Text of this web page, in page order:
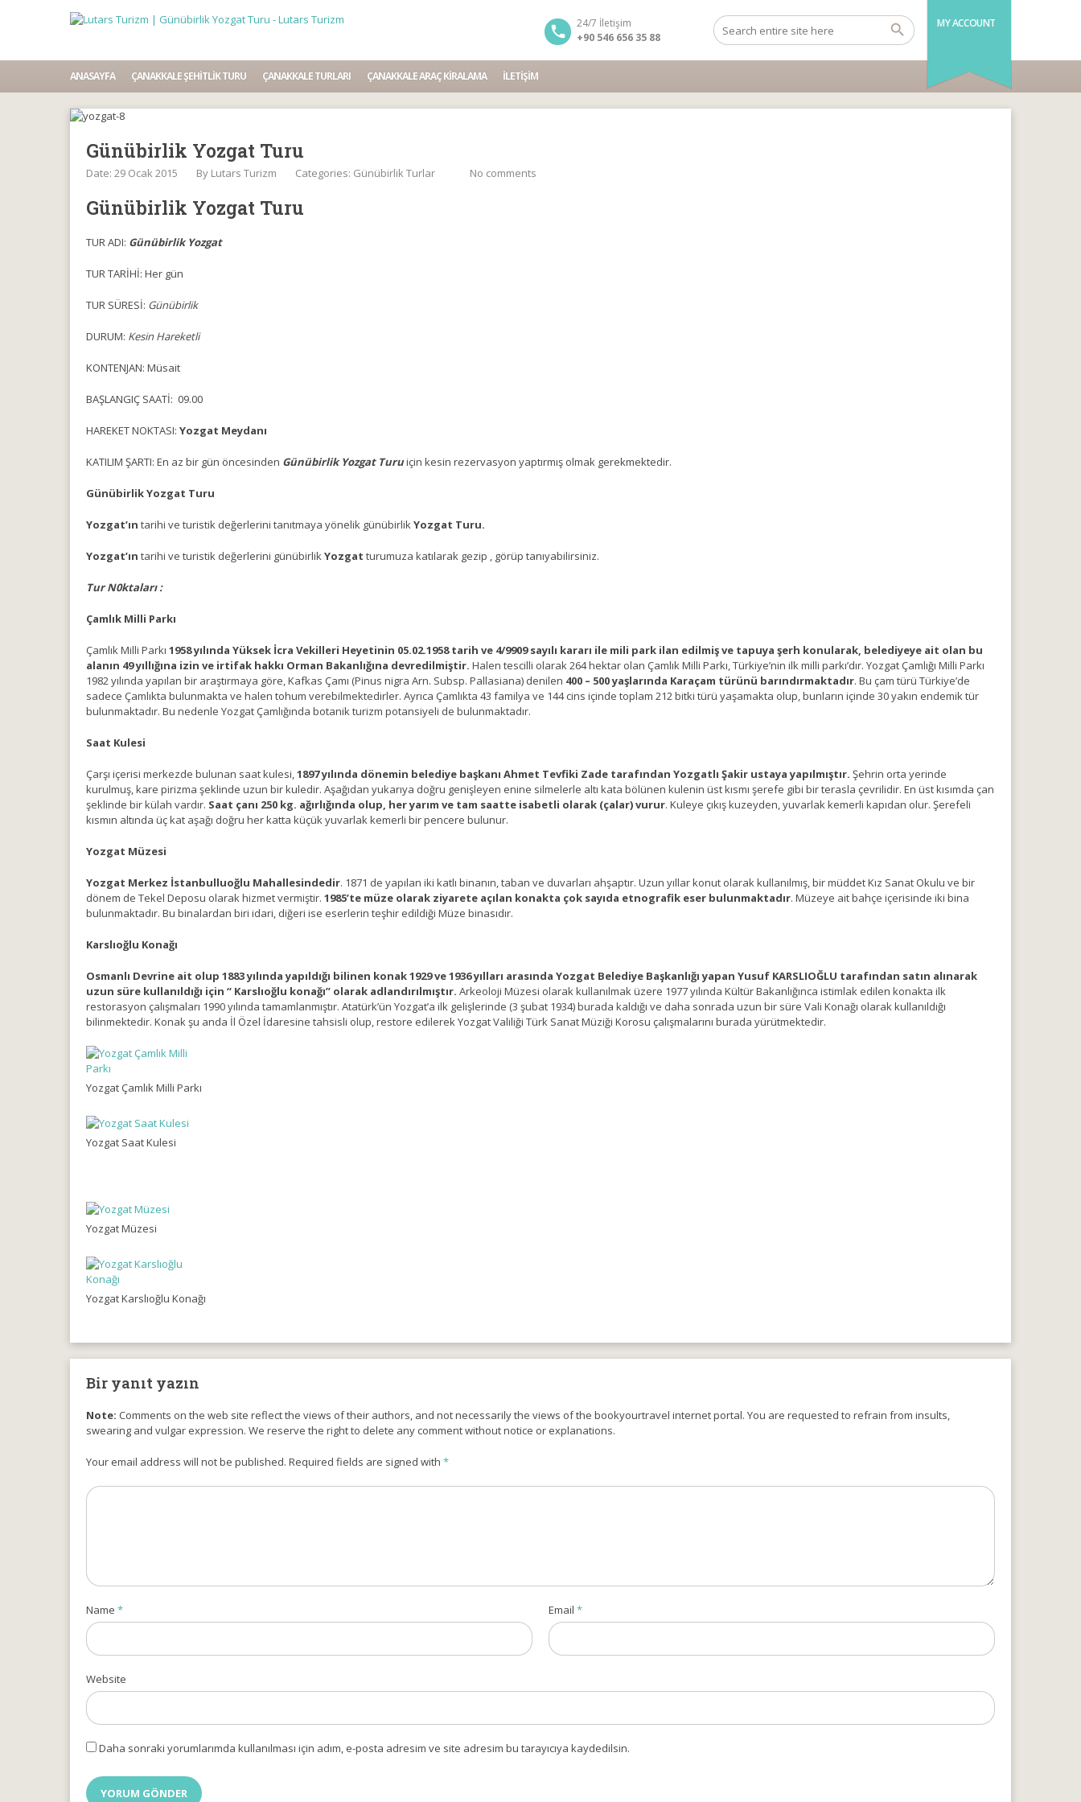
MY ACCOUNT
24/7 İletişim
+90 546 656 35 88
ANASAYFA ÇANAKKALE ŞEHITLIK TURU ÇANAKKALE TURLARI ÇANAKKALE ARAÇ KIRALAMA İLETIŞIM
Günübirlik Yozgat Turu
Date: 29 Ocak 2015 By Lutars Turizm Categories: Günübirlik Turlar No comments
Günübirlik Yozgat Turu
TUR ADI: Günübirlik Yozgat
TUR TARİHİ: Her gün
TUR SÜRESİ: Günübirlik
DURUM: Kesin Hareketli
KONTENJAN: Müsait
BAŞLANGIÇ SAATİ: 09.00
HAREKET NOKTASI: Yozgat Meydanı
KATILIM ŞARTI: En az bir gün öncesinden Günübirlik Yozgat Turuiçin kesin rezervasyon yaptırmış olmak gerekmektedir.
Günübirlik Yozgat Turu
Yozgat’ın tarihi ve turistik değerlerini tanıtmaya yönelik günübirlikYozgat Turu.
Yozgat’ın tarihi ve turistik değerlerini günübirlikYozgat turumuza katılarak gezip , görüp tanıyabilirsiniz.
Tur N0ktaları :
Çamlık Milli Parkı
Çamlık Milli Parkı 1958 yılında Yüksek İcra Vekilleri Heyetinin 05.02.1958 tarih ve 4/9909 sayılı kararı ile mili park ilan edilmiş ve tapuya şerh konularak, belediyeye ait olan bu
alanın 49 yıllığına izin ve irtifak hakkı Orman Bakanlığına devredilmiştir. Halen tescilli olarak 264 hektar olan Çamlık Milli Parkı, Türkiye’nin ilk milli parkı’dır. Yozgat Çamlığı Milli Parkı
1982 yılında yapılan bir araştırmaya göre, Kafkas Çamı (Pinus nigra Arn. Subsp. Pallasiana) denilen 400 – 500 yaşlarında Karaçam türünü barındırmaktadır. Bu çam türü Türkiye’de
sadece Çamlıkta bulunmakta ve halen tohum verebilmektedirler. Ayrıca Çamlıkta 43 familya ve 144 cins içinde toplam 212 bitki türü yaşamakta olup, bunların içinde 30 yakın endemik tür
bulunmaktadır. Bu nedenle Yozgat Çamlığında botanik turizm potansiyeli de bulunmaktadır.
Saat Kulesi
Çarşı içerisi merkezde bulunan saat kulesi,1897 yılında dönemin belediye başkanı Ahmet Tevfiki Zade tarafından Yozgatlı Şakir ustaya yapılmıştır. Şehrin orta yerinde
kurulmuş, kare pirizma şeklinde uzun bir kuledir. Aşağıdan yukarıya doğru genişleyen enine silmelerle altı kata bölünen kulenin üst kısmı şerefe gibi bir terasla çevrilidir. En üst kısımda çan
şeklinde bir külah vardır. Saat çanı 250 kg. ağırlığında olup, her yarım ve tam saatte isabetli olarak (çalar) vurur. Kuleye çıkış kuzeyden, yuvarlak kemerli kapıdan olur. Şerefeli
kısmın altında üç kat aşağı doğru her katta küçük yuvarlak kemerli bir pencere bulunur.
Yozgat Müzesi
Yozgat Merkez İstanbulluoğlu Mahallesindedir. 1871 de yapılan iki katlı binanın, taban ve duvarları ahşaptır. Uzun yıllar konut olarak kullanılmış, bir müddet Kız Sanat Okulu ve bir
dönem de Tekel Deposu olarak hizmet vermiştir. 1985’te müze olarak ziyarete açılan konakta çok sayıda etnografik eser bulunmaktadır. Müzeye ait bahçe içerisinde iki bina
bulunmaktadır. Bu binalardan biri idari, diğeri ise eserlerin teşhir edildiği Müze binasıdır.
Karslıoğlu Konağı
Osmanlı Devrine ait olup 1883 yılında yapıldığı bilinen konak 1929 ve 1936 yılları arasında Yozgat Belediye Başkanlığı yapan Yusuf KARSLIOĞLU tarafından satın alınarak
uzun süre kullanıldığı için “ Karslıoğlu konağı” olarak adlandırılmıştır. Arkeoloji Müzesi olarak kullanılmak üzere 1977 yılında Kültür Bakanlığınca istimlak edilen konakta ilk
restorasyon çalışmaları 1990 yılında tamamlanmıştır. Atatürk’ün Yozgat’a ilk gelişlerinde (3 şubat 1934) burada kaldığı ve daha sonrada uzun bir süre Vali Konağı olarak kullanıldığı
bilinmektedir. Konak şu anda İl Özel İdaresine tahsisli olup, restore edilerek Yozgat Valiliği Türk Sanat Müziği Korosu çalışmalarını burada yürütmektedir.
Yozgat Çamlık Milli Parkı
Yozgat Saat Kulesi
Yozgat Müzesi
Yozgat Karslıoğlu Konağı
Bir yanıt yazın
Note: Comments on the web site reflect the views of their authors, and not necessarily the views of the bookyourtravel internet portal. You are requested to refrain from insults,
swearing and vulgar expression. We reserve the right to delete any comment without notice or explanations.
Your email address will not be published. Required fields are signed with *
Name * Email *
Website
Daha sonraki yorumlarımda kullanılması için adım, e-posta adresim ve site adresim bu tarayıcıya kaydedilsin.